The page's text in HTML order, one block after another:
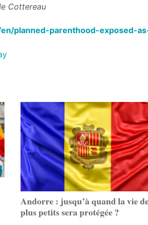
planned-parenthood-exposed-
Andorre : jusqu’à quand la vie
plus petits sera protégée ?